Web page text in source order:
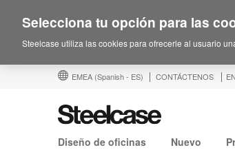
EMEA (Spanish - ES) CONTÁCTENOS
Diseño de oficinas Nuevo
Selecciona tu opción para las
Steelcase utiliza las cookies para ofrecerle al usuario